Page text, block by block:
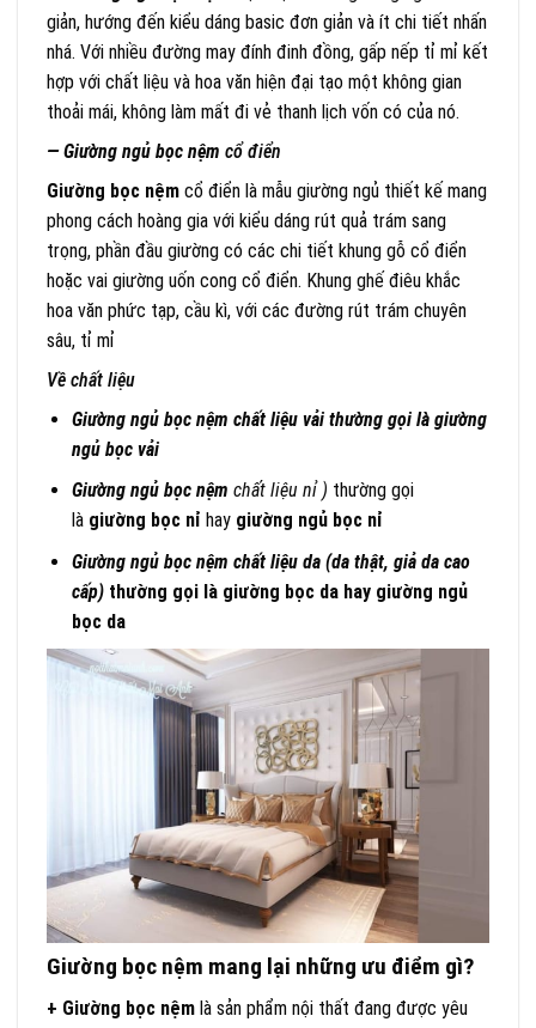
giản, hướng đến kiểu dáng basic đơn giản và ít chi tiết nhấn
nhá. Với nhiều đường may đính đinh đồng, gấp nếp tỉ mỉ kết
hợp với chất liệu và hoa văn hiện đại tạo một không gian
thoải mái, không làm mất đi vẻ thanh lịch vốn có của nó.
— Giường ngủ bọc nệm cổ điển
Giường bọc nệm cổ điển là mẫu giường ngủ thiết kế mang
phong cách hoàng gia với kiểu dáng rút quả trám sang
trọng, phần đầu giường có các chi tiết khung gỗ cổ điển
hoặc vai giường uốn cong cổ điển. Khung ghế điêu khắc
hoa văn phức tạp, cầu kì, với các đường rút trám chuyên
sâu, tỉ mỉ
Về chất liệu
Giường ngủ bọc nệm chất liệu vải thường gọi là giường
ngủ bọc vải
Giường ngủ bọc nệm chất liệu nỉ ) thường gọi
là giường bọc nỉ haygiường ngủ bọc nỉ
Giường ngủ bọc nệm chất liệu da (da thật, giả da cao
cấp) thường gọi là giường bọc da hay giường ngủ
bọc da
Giường bọc nệm mang lại những ưu điểm gì?
+ Giường bọc nệm là sản phẩm nội thất đang được yêu